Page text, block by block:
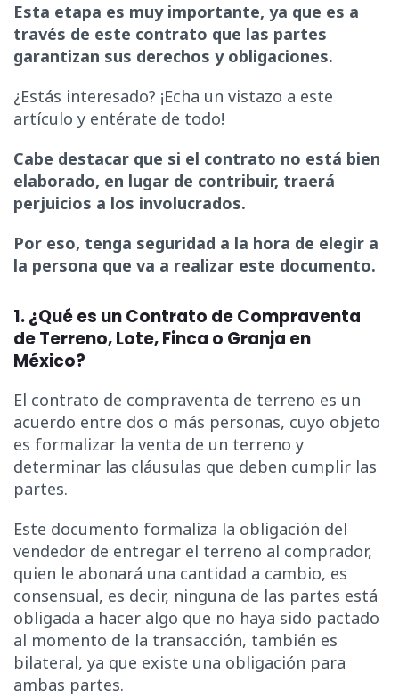
Esta etapa es muy importante, ya que es a
través de este contrato que las partes
garantizan sus derechos y obligaciones.
¿Estás interesado? ¡Echa un vistazo a este
artículo y entérate de todo!
Cabe destacar que si el contrato no está bien
elaborado, en lugar de contribuir, traerá
perjuicios a los involucrados.
Por eso, tenga seguridad a la hora de elegir a
la persona que va a realizar este documento.
1. ¿Qué es un Contrato de Compraventa
de Terreno, Lote, Finca o Granja en
México?
El contrato de compraventa de terreno es un
acuerdo entre dos o más personas, cuyo objeto
es formalizar la venta de un terreno y
determinar las cláusulas que deben cumplir las
partes.
Este documento formaliza la obligación del
vendedor de entregar el terreno al comprador,
quien le abonará una cantidad a cambio, es
consensual, es decir, ninguna de las partes está
obligada a hacer algo que no haya sido pactado
al momento de la transacción, también es
bilateral, ya que existe una obligación para
ambas partes.